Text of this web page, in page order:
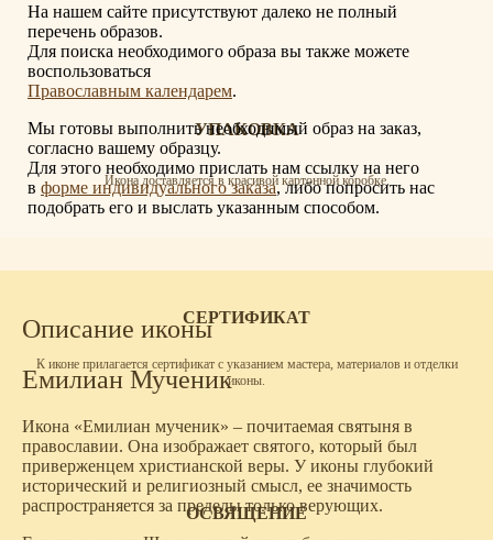
УПАКОВКА
Икона доставляется в красивой картонной коробке.
СЕРТИФИКАТ
К иконе прилагается сертификат с указанием мастера, материалов и отделки
иконы.
ОСВЯЩЕНИЕ
На нашем сайте присутствуют далеко не полный
перечень образов.
Для поиска необходимого образа вы также можете
воспользоваться
Православным календарем.
Мы готовы выполнить необходимый образ на заказ,
согласно вашему образцу.
Для этого необходимо прислать нам ссылку на него
в форме индивидуального заказа, либо попросить нас
подобрать его и выслать указанным способом.
Описание иконы
Емилиан Мученик
Икона «Емилиан мученик» – почитаемая святыня в
православии. Она изображает святого, который был
приверженцем христианской веры. У иконы глубокий
исторический и религиозный смысл, ее значимость
распространяется за пределы только верующих.